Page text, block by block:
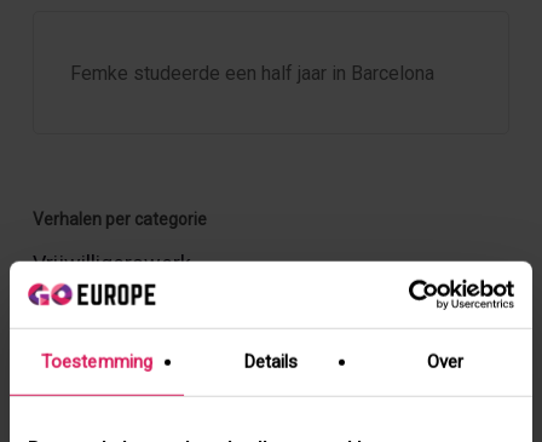
Toestemming Details Over
Femke studeerde een half jaar in Barcelona
Verhalen per categorie
Vrijwilligerswerk
Studie en stage
Jongerenuitwisseling